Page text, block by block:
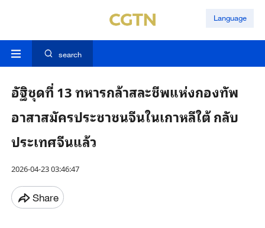
Language
search
อัฐิชุดที่ 13 ทหารกล้าสละชีพแห่งกองทัพ
อาสาสมัครประชาชนจีนในเกาหลีใต้ กลับ
ประเทศจีนแล้ว
2026-04-23 03:46:47
Share